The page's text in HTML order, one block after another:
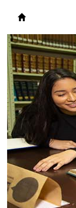
Biblioteca